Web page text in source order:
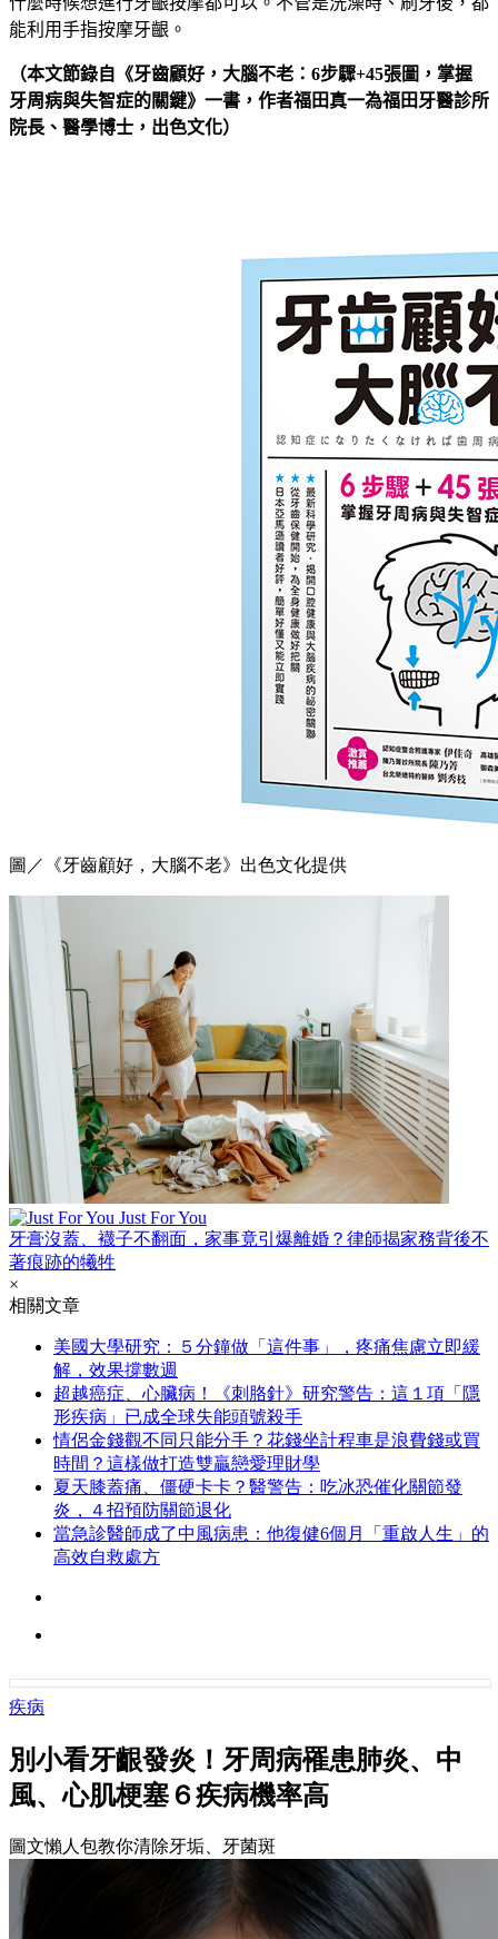
能利用手指按摩牙齦。
（本文節錄自《牙齒顧好，大腦不老：6步驟+45張圖，掌握
牙周病與失智症的關鍵》一書， 作者福田真一為福田牙醫診所
院長、醫學博士 ，出色文化）
圖／《牙齒顧好，大腦不老》出色文化提供
Just For You
牙膏沒蓋、襪子不翻面，家事竟引爆離婚？律師揭家務背後不
著痕跡的犧牲
×
相關文章
美國大學研究：５分鐘做「這件事」，疼痛焦慮立即緩
解，效果撐數週
超越癌症、心臟病！《刺胳針》研究警告：這１項「隱
形疾病」已成全球失能頭號殺手
情侶金錢觀不同只能分手？花錢坐計程車是浪費錢或買
時間？這樣做打造雙贏戀愛理財學
夏天膝蓋痛、僵硬卡卡？醫警告：吃冰恐催化關節發
炎，４招預防關節退化
當急診醫師成了中風病患：他復健6個月「重啟人生」的
高效自救處方
疾病
別小看牙齦發炎！牙周病罹患肺炎、中
風、心肌梗塞６疾病機率高
圖文懶人包教你清除牙垢、牙菌斑